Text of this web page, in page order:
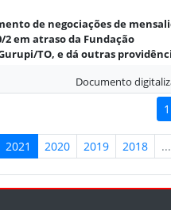
de negociações de
2 em atraso da Fundação
TO, e dá outras
Documento
1
2021 2020 2019 2018 ...